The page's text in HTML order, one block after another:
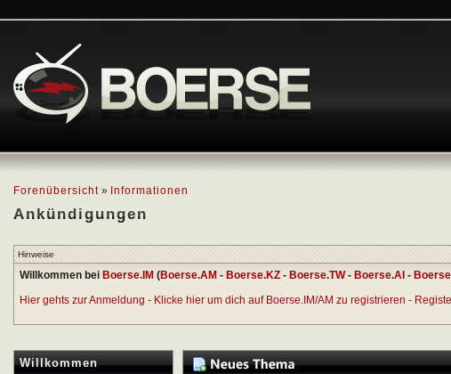
Forenübersicht » Informationen
Ankündigungen
Hinweise
Willkommen bei Boerse.IM (Boerse.AM - Boerse.KZ - Boerse.TW- Boerse.AI -
Hier gehts zur Anmeldung - Klicke hier um dich auf Boerse.IM/AM zu registrieren -
Willkommen